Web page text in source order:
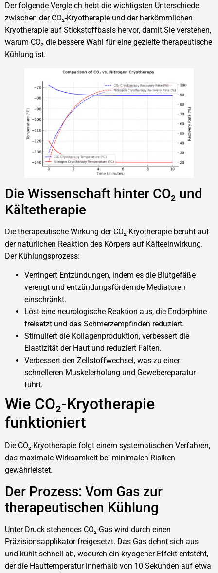
Der folgende Vergleich hebt die wichtigsten Unterschiede
zwischen der CO₂-Kryotherapie und der herkömmlichen
Kryotherapie auf Stickstoffbasis hervor, damit Sie verstehen,
warum CO₂ die bessere Wahl für eine gezielte therapeutische
Kühlung ist.
Die Wissenschaft hinter CO₂ und
Kältetherapie
Die therapeutische Wirkung der CO₂-Kryotherapie beruht auf
der natürlichen Reaktion des Körpers auf Kälteeinwirkung.
Der Kühlungsprozess:
Verringert Entzündungen, indem es die Blutgefäße
verengt und entzündungsfördernde Mediatoren
einschränkt.
Löst eine neurologische Reaktion aus, die Endorphine
freisetzt und das Schmerzempfinden reduziert.
Stimuliert die Kollagenproduktion, verbessert die
Elastizität der Haut und reduziert Falten.
Verbessert den Zellstoffwechsel, was zu einer
schnelleren Muskelerholung und Gewebereparatur
führt.
Wie CO₂-Kryotherapie
funktioniert
Die CO₂-Kryotherapie folgt einem systematischen Verfahren,
das maximale Wirksamkeit bei minimalen Risiken
gewährleistet.
Der Prozess: Vom Gas zur
therapeutischen Kühlung
Unter Druck stehendes CO₂-Gas wird durch einen
Präzisionsapplikator freigesetzt. Das Gas dehnt sich aus
und kühlt schnell ab, wodurch ein kryogener Effekt entsteht,
der die Hauttemperatur innerhalb von 10 Sekunden auf etwa